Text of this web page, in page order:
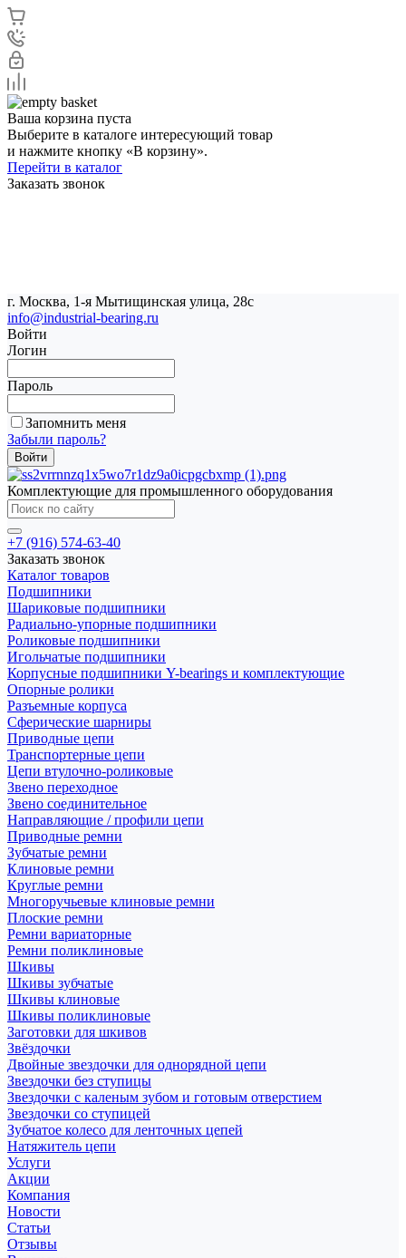
Ваша корзина пуста
Выберите в каталоге интересующий товар
и нажмите кнопку «В корзину».
Перейти в каталог
Заказать звонок
г. Москва, 1-я Мытищинская улица, 28с
info@industrial-bearing.ru
Войти
Логин
Пароль
Запомнить меня
Забыли пароль?
Комплектующие для промышленного оборудования
+7 (916) 574-63-40
Заказать звонок
Каталог товаров
Подшипники
Шариковые подшипники
Радиально-упорные подшипники
Роликовые подшипники
Игольчатые подшипники
Корпусные подшипники Y-bearings и комплектующие
Опорные ролики
Разъемные корпуса
Сферические шарниры
Приводные цепи
Транспортерные цепи
Цепи втулочно-роликовые
Звено переходное
Звено соединительное
Направляющие / профили цепи
Приводные ремни
Зубчатые ремни
Клиновые ремни
Круглые ремни
Многоручьевые клиновые ремни
Плоские ремни
Ремни вариаторные
Ремни поликлиновые
Шкивы
Шкивы зубчатые
Шкивы клиновые
Шкивы поликлиновые
Заготовки для шкивов
Звёздочки
Двойные звездочки для однорядной цепи
Звездочки без ступицы
Звездочки с каленым зубом и готовым отверстием
Звездочки со ступицей
Зубчатое колесо для ленточных цепей
Натяжитель цепи
Услуги
Акции
Компания
Новости
Статьи
Отзывы